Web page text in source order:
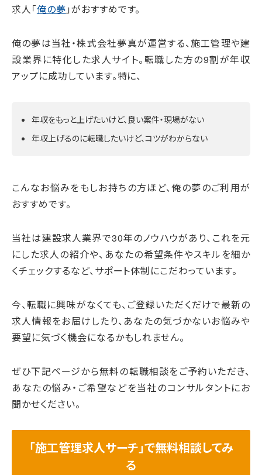
求人「俺の夢 」がおすすめです。
俺の夢は当社・株式会社夢真が運営する、施工管理や建
設業界に特化した求人サイト。転職した方の9割が年収
アップに成功しています。特に、
年収をもっと上げたいけど、良い案件・現場がない
年収上げるのに転職したいけど、コツがわからない
こんなお悩みをもしお持ちの方ほど、俺の夢のご利用が
おすすめです。
当社は建設求人業界で30年のノウハウがあり、これを元
にした求人の紹介や、あなたの希望条件やスキルを細か
くチェックするなど、サポート体制にこだわっています。
今、転職に興味がなくても、ご登録いただくだけで最新の
求人情報をお届けしたり、あなたの気づかないお悩みや
要望に気づく機会になるかもしれません。
ぜひ下記ページから無料の転職相談をご予約いただき、
あなたの悩み・ご希望などを当社のコンサルタントにお
聞かせください。
「施工管理求人サーチ」で無料相談してみ
る